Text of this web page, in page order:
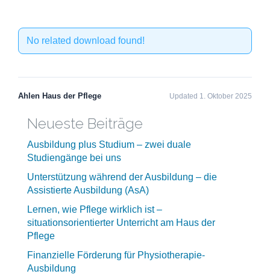
No related download found!
Ahlen Haus der Pflege Updated 1. Oktober 2025
Neueste Beiträge
Ausbildung plus Studium – zwei duale
Studiengänge bei uns
Unterstützung während der Ausbildung – die
Assistierte Ausbildung (AsA)
Lernen, wie Pflege wirklich ist –
situationsorientierter Unterricht am Haus der
Pflege
Finanzielle Förderung für Physiotherapie-
Ausbildung